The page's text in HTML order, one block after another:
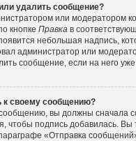
удалить сообщение?
или модератором
кнопке Правка в
небольшая надпись,
администратор или
сообщение, если на него уже
к своему сообщению?
вы должны сначала
чтобы подпись добавилась.
«Отправка